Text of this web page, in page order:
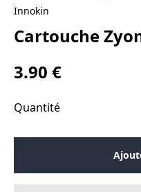
Innokin
Cartouche
3.90 €
Quantité